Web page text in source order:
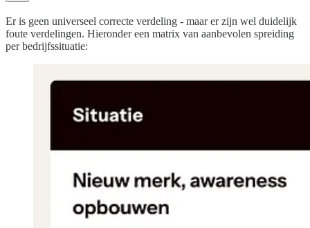
Er is geen universeel correcte verdeling - maar er zijn wel duidelijk
foute verdelingen. Hieronder een matrix van aanbevolen spreiding
per bedrijfssituatie: